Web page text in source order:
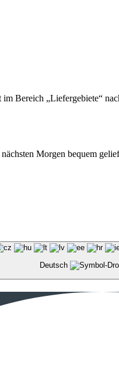
Bereich „Liefergebiete“
Morgen bequem
Deutsch